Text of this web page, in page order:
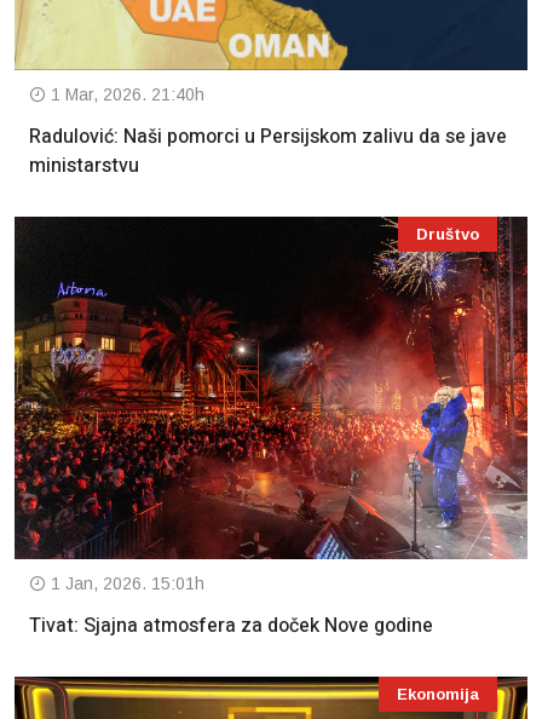
1 Mar, 2026. 21:40h
Radulović: Naši pomorci u Persijskom zalivu da se jave
ministarstvu
Društvo
1 Jan, 2026. 15:01h
Tivat: Sjajna atmosfera za doček Nove godine
Ekonomija